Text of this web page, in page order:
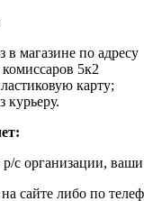
в магазине по адресу
5к2
карту;
курьеру.
с организации,
на сайте либо по